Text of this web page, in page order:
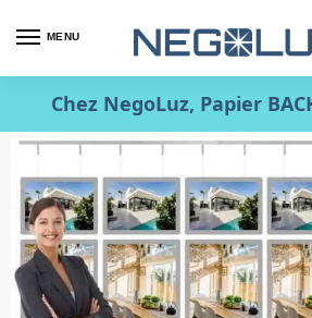
MENU
Chez NegoLuz, Papier